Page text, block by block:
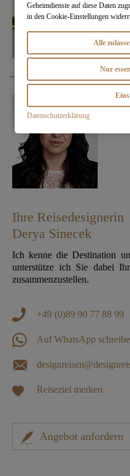
Ihre Reisedesignerin
Derya Sinecek
Ich kenne die Destination
unterstütze ich Sie dabei
zusammenzustellen.
+49 (0)89 90 77 88 99
Auf WhatsApp
Reiseziel merken
Angebot anfordern
Geheimdienste auf diese Daten
in den Cookie-Einstellungen
Alle
Nur
Datenschutzerklärung